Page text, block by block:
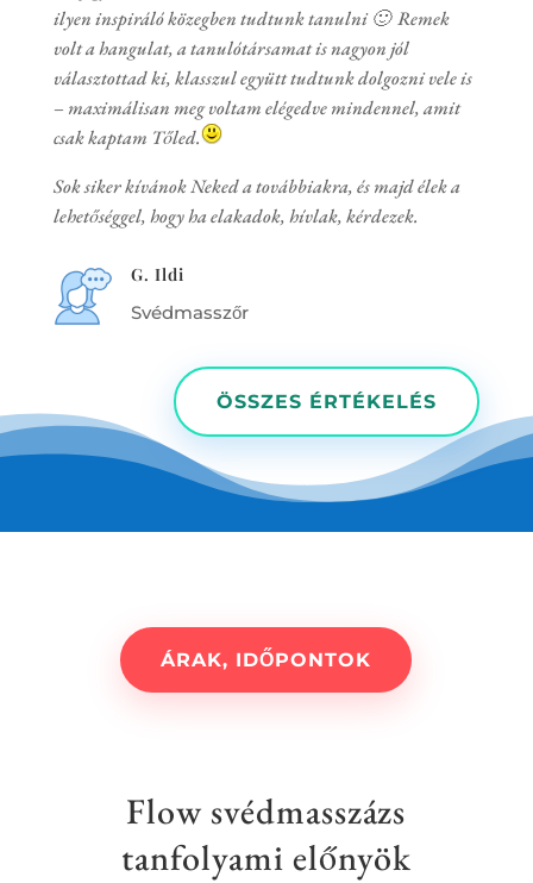
ilyen inspiráló közegben tudtunk tanulni 🙂 Remek
volt a hangulat, a tanulótársamat is nagyon jól
választottad ki, klasszul együtt tudtunk dolgozni vele is
– maximálisan meg voltam elégedve mindennel, amit
csak kaptam Tőled.
Sok siker kívánok Neked a továbbiakra, és majd élek a
lehetőséggel, hogy ha elakadok, hívlak, kérdezek.
G. Ildi
Svédmasszőr
ÖSSZES ÉRTÉKELÉS
ÁRAK, IDŐPONTOK
Flow svédmasszázs
tanfolyami előnyök